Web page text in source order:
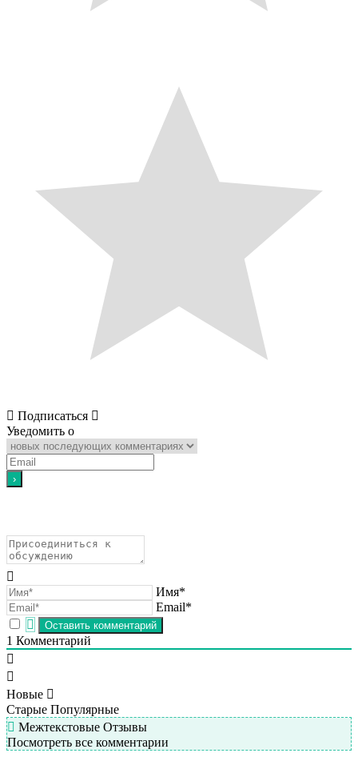
Подписаться
Уведомить о
Имя*
Email*
1 Комментарий
Новые
Старые Популярные
Межтекстовые Отзывы
Посмотреть все комментарии